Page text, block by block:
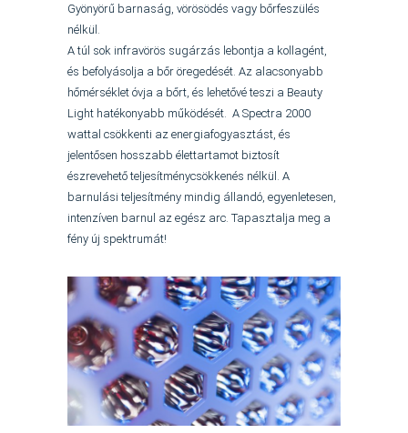
Gyönyörű barnaság, vörösödés vagy bőrfeszülés
nélkül.
A túl sok infravörös sugárzás lebontja a kollagént,
és befolyásolja a bőr öregedését. Az alacsonyabb
hőmérséklet óvja a bőrt, és lehetővé teszi a Beauty
Light hatékonyabb működését. A Spectra 2000
wattal csökkenti az energiafogyasztást, és
jelentősen hosszabb élettartamot biztosít
észrevehető teljesítménycsökkenés nélkül. A
barnulási teljesítmény mindig állandó, egyenletesen,
intenzíven barnul az egész arc. Tapasztalja meg a
fény új spektrumát!